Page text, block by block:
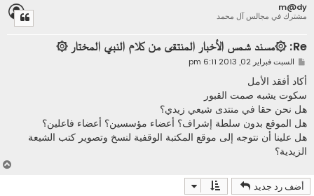
m@dy
مشترك في مجالس آل محمد
Re: ۞مسند شمس الأخبار المنتقى من كلام النبي المختار ۞
م
ا
ر
ك
السبت فبراير 02, 2013 6:11 pm
أكاد أفقد الأمل
سكوت يشبه صمت القبور
هل نحن حقا في منتدى شيعي زيدي؟
هل الموقع بدون سلطة إشراف؟ أعضاء مؤسسين؟ أعضاء فاعلين؟
هل علينا أن نتوجه إلى موقع المكتبة الوقفية لنسخ وتصوير كتب الشيعة
الزيدية؟
أضف رد جديد